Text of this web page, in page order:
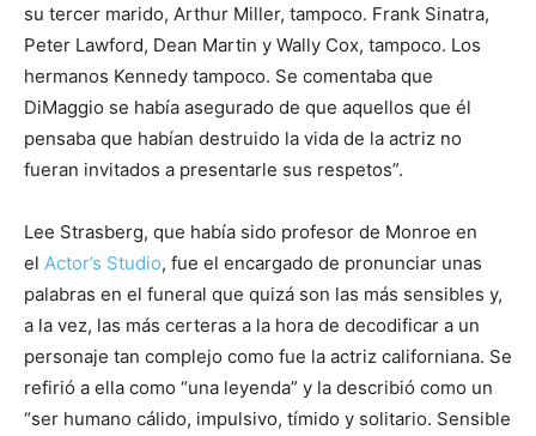
su tercer marido, Arthur Miller, tampoco. Frank Sinatra,
Peter Lawford, Dean Martin y Wally Cox, tampoco. Los
hermanos Kennedy tampoco. Se comentaba que
DiMaggio se había asegurado de que aquellos que él
pensaba que habían destruido la vida de la actriz no
fueran invitados a presentarle sus respetos”.
Lee Strasberg, que había sido profesor de Monroe en
el Actor’s Studio, fue el encargado de pronunciar unas
palabras en el funeral que quizá son las más sensibles y,
a la vez, las más certeras a la hora de decodificar a un
personaje tan complejo como fue la actriz californiana. Se
refirió a ella como “una leyenda” y la describió como un
“ser humano cálido, impulsivo, tímido y solitario. Sensible